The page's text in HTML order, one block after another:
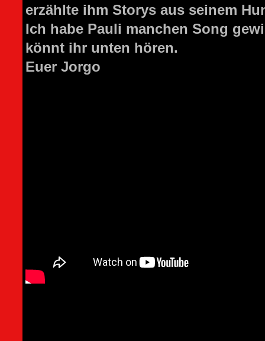
erzählte ihm Storys aus seinem
Ich habe Pauli manchen Song
könnt ihr unten hören.
Euer Jorgo